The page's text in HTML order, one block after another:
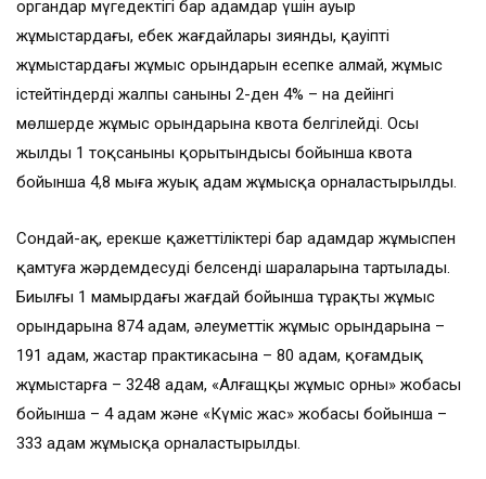
органдар мүгедектігі бар адамдар үшін ауыр
жұмыстардағы, еңбек жағдайлары зиянды, қауіпті
жұмыстардағы жұмыс орындарын есепке алмай, жұмыс
істейтіндердің жалпы санының 2-ден 4% – на дейінгі
мөлшерде жұмыс орындарына квота белгілейді. Осы
жылдың 1 тоқсанының қорытындысы бойынша квота
бойынша 4,8 мыңға жуық адам жұмысқа орналастырылды.
Сондай-ақ, ерекше қажеттіліктері бар адамдар жұмыспен
қамтуға жәрдемдесудің белсенді шараларына тартылады.
Биылғы 1 мамырдағы жағдай бойынша тұрақты жұмыс
орындарына 874 адам, әлеуметтік жұмыс орындарына –
191 адам, жастар практикасына – 80 адам, қоғамдық
жұмыстарға – 3248 адам, «Алғащқы жұмыс орны» жобасы
бойынша – 4 адам және «Күміс жас» жобасы бойынша –
333 адам жұмысқа орналастырылды.